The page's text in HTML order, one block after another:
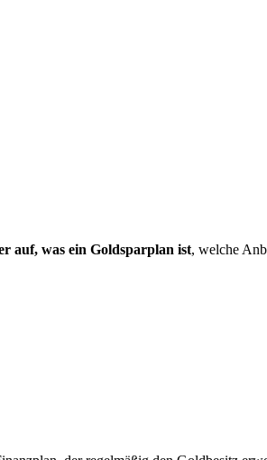
auf, was ein Goldsparplan ist, welche